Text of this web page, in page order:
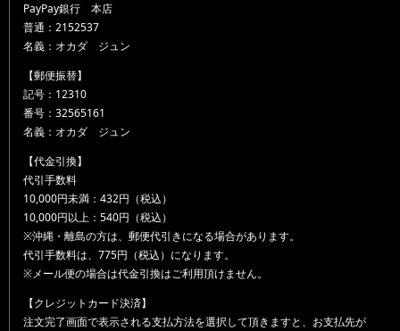
PayPay銀行 本店
普通：2152537
名義：オカダ ジュン
【郵便振替】
記号：12310
番号：32565161
名義：オカダ ジュン
【代金引換】
代引手数料
10,000円未満：432円（税込）
10,000円以上：540円（税込）
※沖縄・離島の方は、郵便代引きになる場合があります。
代引手数料は、775円（税込）になります。
※メール便の場合は代金引換はご利用頂けません。
【クレジットカード決済】
注文完了画面で表示される支払方法を選択して頂きますと、お支払先が